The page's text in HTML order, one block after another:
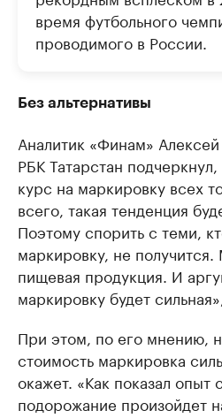
время футбольного
проводимого в России.
Без альтернативы
Аналитик «Финам»
РБК Татарстан подчеркнул,
курс на маркировку всех
всего, такая тенденция
Поэтому спорить с теми,
маркировку, не
пищевая продукция. И
маркировку будет
При этом, по его мнению,
стоимость маркировка
окажет. «Как показал опыт
подорожание произойдет